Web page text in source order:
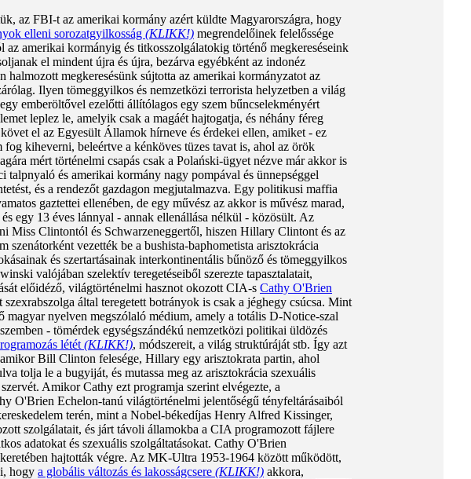
az FBI-t az amerikai kormány azért küldte Magyarországra, hogy
elleni sorozatgyilkosság (KLIKK!) megrendelőinek felelőssége
az amerikai kormányig és titkosszolgálatokig történő megkereséseink
el mindent újra és újra, bezárva egyébként az indonéz
halmozott megkeresésünk sújtotta az amerikai kormányzatot az
Ilyen tömeggyilkos és nemzetközi terrorista helyzetben a világ
emberöltővel ezelőtti állítólagos egy szem bűncselekményért
leplez le, amelyik csak a magáét hajtogatja, és néhány féreg
el az Egyesült Államok hírneve és érdekei ellen, amiket - ez
kiheverni, beleértve a kénköves tüzes tavat is, ahol az örök
mért történelmi csapás csak a Polański-ügyet nézve már akkor is
talpnyaló és amerikai kormány nagy pompával és ünnepséggel
és a rendezőt gazdagon megjutalmazva. Egy politikusi maffia
gaztettei ellenében, de egy művész az akkor is művész marad,
egy 13 éves lánnyal - annak ellenállása nélkül - közösült. Az
Miss Clintontól és Schwarzeneggertől, hiszen Hillary Clintont és az
szenátorként vezették be a bushista-baphometista arisztokrácia
és szertartásainak interkontinentális bűnöző és tömeggyilkos
valójában szelektív teregetéseiből szerezte tapasztalatait,
előidéző, világtörténelmi hasznot okozott CIA-s Cathy O'Brien
szexrabszolga által teregetett botrányok is csak a jéghegy csúcsa. Mint
nyelven megszólaló médium, amely a totális D-Notice-szal
- tömérdek egységszándékú nemzetközi politikai üldözés
létét (KLIKK!), módszereit, a világ struktúráját stb. Így azt
Bill Clinton felesége, Hillary egy arisztokrata partin, ahol
tolja le a bugyiját, és mutassa meg az arisztokrácia szexuális
Amikor Cathy ezt programja szerint elvégezte, a
O'Brien Echelon-tanú világtörténelmi jelentőségű tényfeltárásaiból
terén, mint a Nobel-békedíjas Henry Alfred Kissinger,
szolgálatait, és járt távoli államokba a CIA programozott fájlere
adatokat és szexuális szolgáltatásokat. Cathy O'Brien
hajtották végre. Az MK-Ultra 1953-1964 között működött,
hogy a globális változás és lakosságcsere (KLIKK!) akkora,